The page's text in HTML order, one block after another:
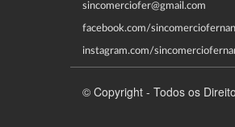
sincomerciofer@gmail.com
facebook.com/
instagram.com/
© Copyright - Todos os